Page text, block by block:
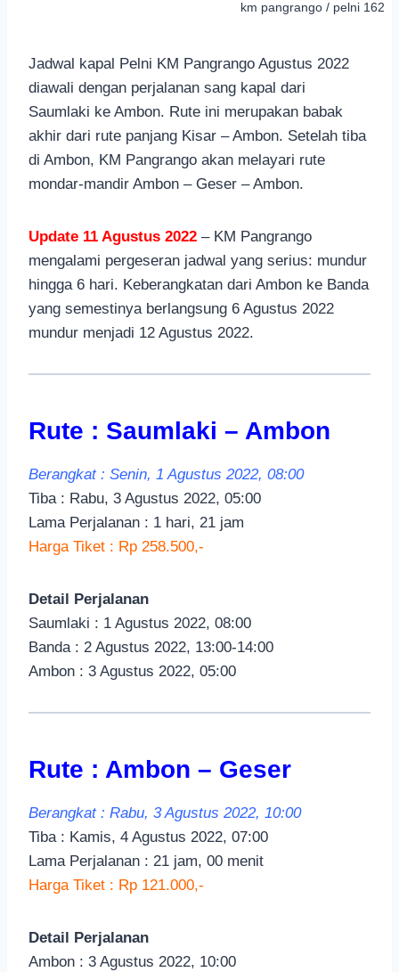
km pangrango / pelni 162
Jadwal kapal Pelni KM Pangrango Agustus 2022
diawali dengan perjalanan sang kapal dari
Saumlaki ke Ambon. Rute ini merupakan babak
akhir dari rute panjang Kisar – Ambon. Setelah tiba
di Ambon, KM Pangrango akan melayari rute
mondar-mandir Ambon – Geser – Ambon.
Update 11 Agustus 2022 – KM Pangrango
mengalami pergeseran jadwal yang serius: mundur
hingga 6 hari. Keberangkatan dari Ambon ke Banda
yang semestinya berlangsung 6 Agustus 2022
mundur menjadi 12 Agustus 2022.
Rute : Saumlaki – Ambon
Berangkat : Senin, 1 Agustus 2022, 08:00
Tiba : Rabu, 3 Agustus 2022, 05:00
Lama Perjalanan : 1 hari, 21 jam
Harga Tiket : Rp 258.500,-
Detail Perjalanan
Saumlaki : 1 Agustus 2022, 08:00
Banda : 2 Agustus 2022, 13:00-14:00
Ambon : 3 Agustus 2022, 05:00
Rute : Ambon – Geser
Berangkat : Rabu, 3 Agustus 2022, 10:00
Tiba : Kamis, 4 Agustus 2022, 07:00
Lama Perjalanan : 21 jam, 00 menit
Harga Tiket : Rp 121.000,-
Detail Perjalanan
Ambon : 3 Agustus 2022, 10:00